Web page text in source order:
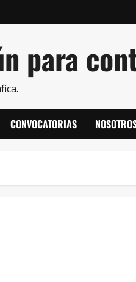
para
CONVOCATORIAS